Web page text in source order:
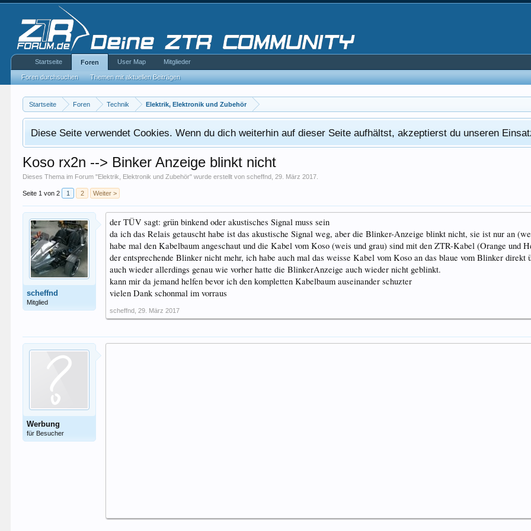
Startseite Foren Technik Elektrik, Elektronik und Zubehör
Diese Seite verwendet Cookies. Wenn du dich weiterhin auf dieser Seite aufhältst, akzeptierst du unseren
Koso rx2n --> Binker Anzeige blinkt nicht
Dieses Thema im Forum "Elektrik, Elektronik und Zubehör" wurde erstellt vonscheffnd ,29. März 2017
Seite 1 von 2 1 2 Weiter >
scheffnd
Mitglied
der TÜV sagt: grün binkend oder akustisches Signal muss sein
da ich das Relais getauscht habe ist das akustische Signal weg, aber die Blinker-Anzeige blinkt nicht, sie ist nur an
habe mal den Kabelbaum angeschaut und die Kabel vom Koso (weis und grau) sind mit den ZTR-Kabel (Orange und
der entsprechende Blinker nicht mehr, ich habe auch mal das weisse Kabel vom Koso an das blaue vom Blinker direkt
auch wieder allerdings genau wie vorher hatte die BlinkerAnzeige auch wieder nicht geblinkt.
kann mir da jemand helfen bevor ich den kompletten Kabelbaum auseinander schuzter
vielen Dank schonmal im vorraus
scheffnd 29. März 2017
Werbung
für Besucher
Startseite Foren
Foren durchsuchen Themen mit aktuellen Beiträgen
User Map Mitglieder